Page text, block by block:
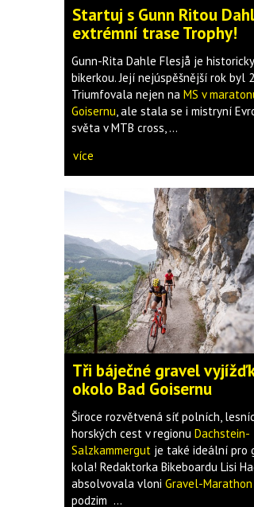
Startuj s Gunn Ritou
extrémní trase Trophy!
Gunn-Rita Dahle Flesjå je
bikerkou. Její nejúspěšnější rok byl
Triumfovala nejen na MS v
Goisernu, ale stala se i mistryní
světa v MTB cross, ...
více
Tři báječné gravel
okolo Bad Goisernu
Široce rozvětvená síť polních,
horských cest v regionu Dachstein-
Salzkammergutje také ideální pro
kola! Redaktorka Bikeboardu Lisi
absolvovala vloni Gravel-Marathon
podzim ...